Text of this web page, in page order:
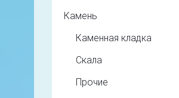
Камень
Каменная кладка
Скала
Прочие